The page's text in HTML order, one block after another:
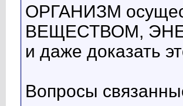
ОРГАНИЗМ
ВЕЩЕСТВОМ,
и даже доказать
Вопросы